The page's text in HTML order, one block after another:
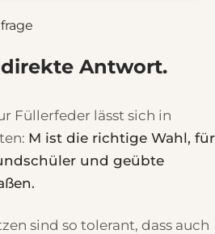
Antwort.
Füllerfeder lässt sich in
M ist die richtige Wahl, für
und geübte
sind so tolerant, dass auch